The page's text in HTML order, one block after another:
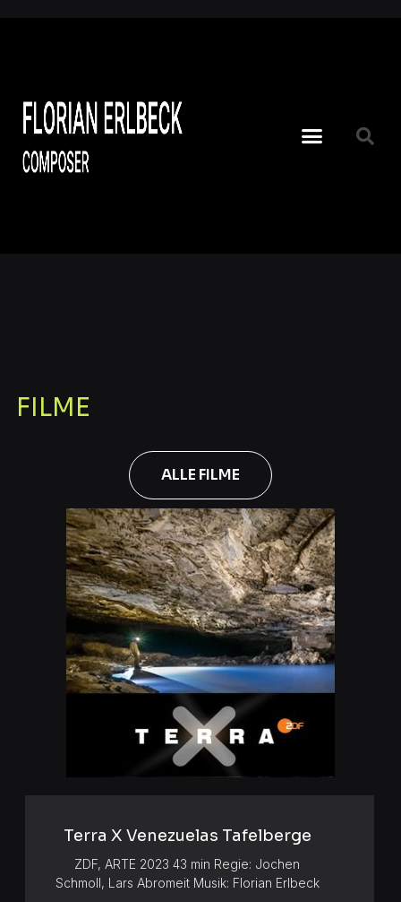
FILME
ALLE FILME
Terra X Venezuelas Tafelberge
ZDF, ARTE 2023 43 min Regie: Jochen
Schmoll, Lars Abromeit Musik: Florian Erlbeck